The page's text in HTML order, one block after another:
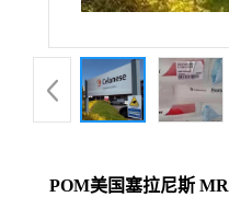
POM美国塞拉尼斯